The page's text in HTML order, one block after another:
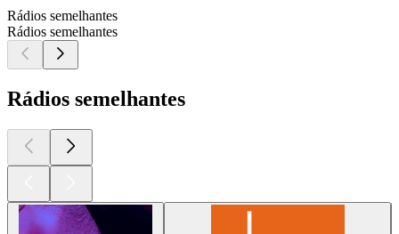
Rádios semelhantes
Rádios semelhantes
Rádios semelhantes